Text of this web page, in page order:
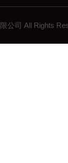
公司 All Rights